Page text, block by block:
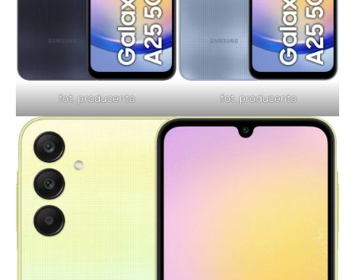
fot. producenta fot. producenta